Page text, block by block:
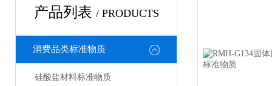
产品列表 / PRODUCTS
消费品类标准物质
硅酸盐材料标准物质